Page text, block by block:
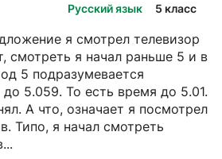
Русский язык 5 класс
я смотрел телевизор
смотреть я начал раньше 5 и в
5 подразумевается
5.059. То есть время до 5.01.
А что, означает я посмотрел
Типо, я начал смотреть